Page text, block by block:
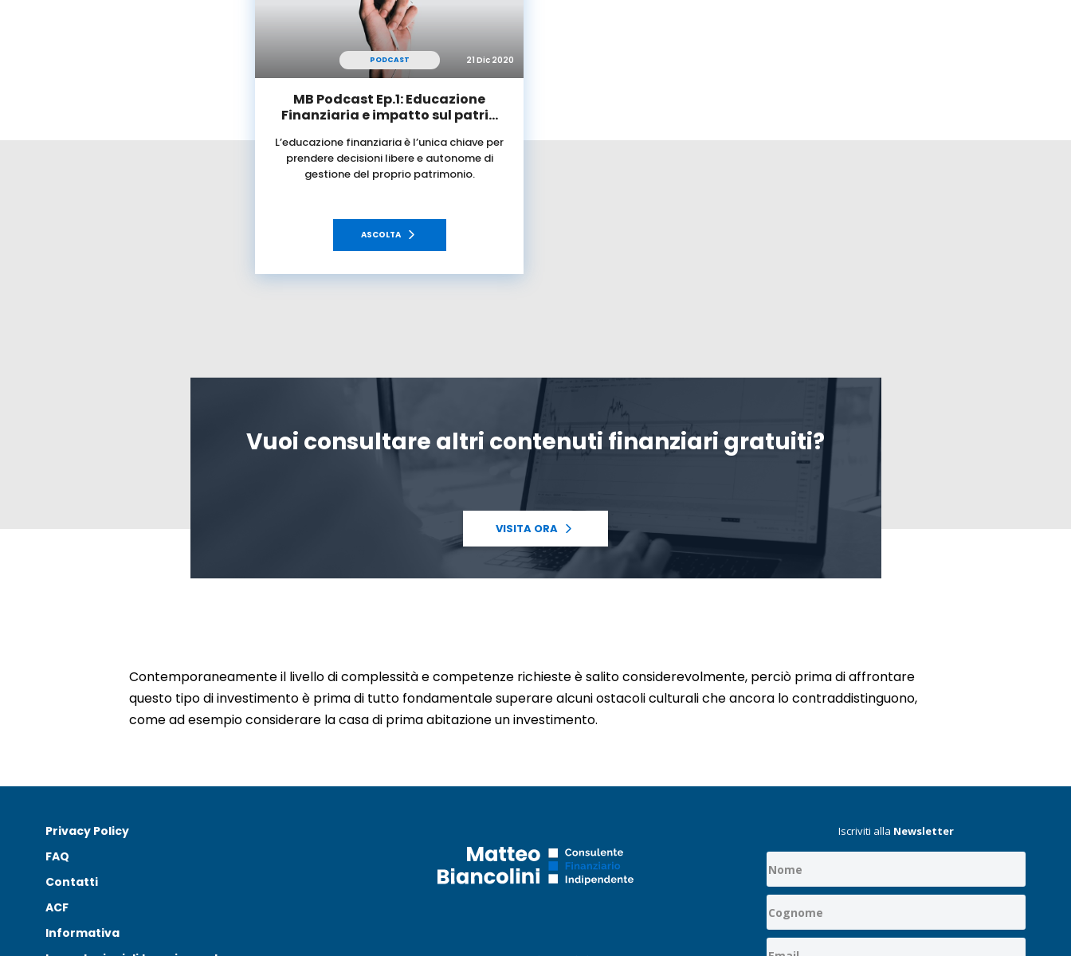
PODCAST 21 Dic 2020
MB Podcast Ep.1: Educazione
Finanziaria e impatto sul patri…
L’educazione finanziaria è l’unica chiave per
prendere decisioni libere e autonome di
gestione del proprio patrimonio.
ASCOLTA
Vuoi consultare altri contenuti finanziari gratuiti?
VISITA ORA
Contemporaneamente il livello di complessità e competenze richieste è salito considerevolmente, perciò prima di affrontare
questo tipo di investimento è prima di tutto fondamentale superare alcuni ostacoli culturali che ancora lo contraddistinguono,
come ad esempio considerare la casa di prima abitazione un investimento.
Privacy Policy
FAQ
Contatti
ACF
Informativa
Iscriviti alla Newsletter